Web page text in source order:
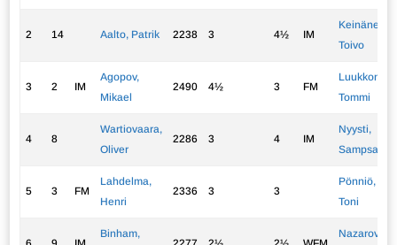
2 14 Aalto, Patrik 2238 3 4½ IM
Keinänen,
Toivo
3 2 IM
Agopov,
Mikael
2490 4½ 3 FM
Luukkonen,
Tommi
4 8
Wartiovaara,
Oliver
2286 3 4 IM
Nyysti,
Sampsa
5 3 FM
Lahdelma,
Henri
2336 3 3
Pönniö,
Toni
Binham,
Nazarova,